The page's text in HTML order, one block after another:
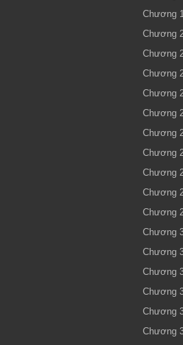
Chương
Chương
Chương
Chương
Chương
Chương
Chương
Chương
Chương
Chương
Chương
Chương
Chương
Chương
Chương
Chương
Chương